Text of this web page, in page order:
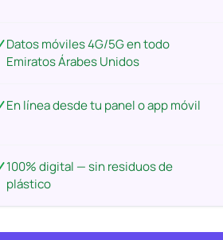
Datos móviles 4G/5G en todo
Emiratos Árabes Unidos
En línea desde tu panel o app móvil
100% digital — sin residuos de
plástico